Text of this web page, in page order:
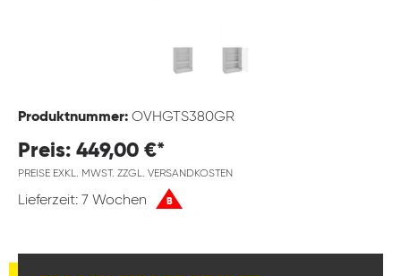
Produktnummer: OVHGTS380GR
Preis: 449,00 €*
PREISE EXKL. MWST. ZZGL. VERSANDKOSTEN
Lieferzeit: 7 Wochen B